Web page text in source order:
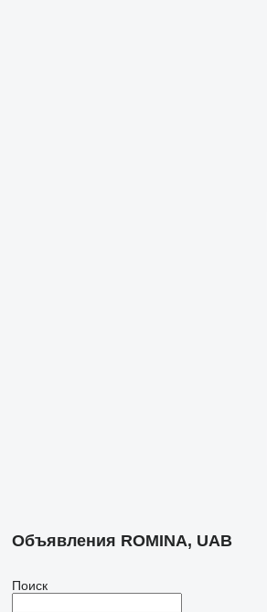
Объявления ROMINA, UAB
Поиск